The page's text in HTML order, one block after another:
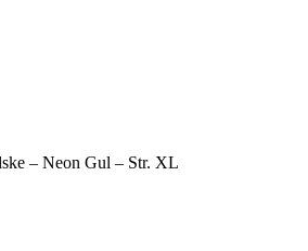
– Neon Gul – Str. XL